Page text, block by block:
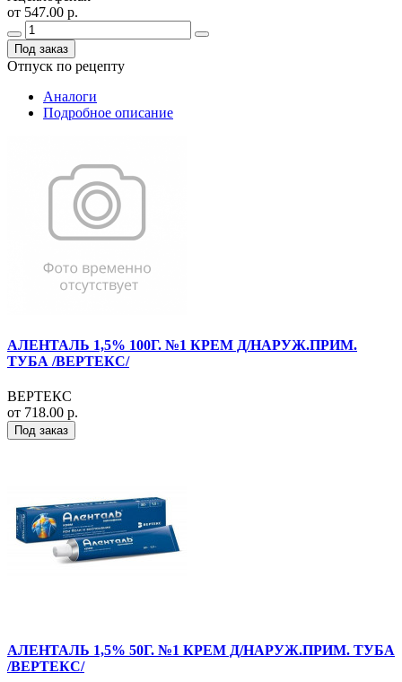
от 547.00 р.
Под заказ
Отпуск по рецепту
Аналоги
Подробное описание
АЛЕНТАЛЬ 1,5% 100Г. №1 КРЕМ Д/НАРУЖ.ПРИМ.
ТУБА /ВЕРТЕКС/
ВЕРТЕКС
от 718.00 р.
Под заказ
АЛЕНТАЛЬ 1,5% 50Г. №1 КРЕМ Д/НАРУЖ.ПРИМ. ТУБА
/ВЕРТЕКС/